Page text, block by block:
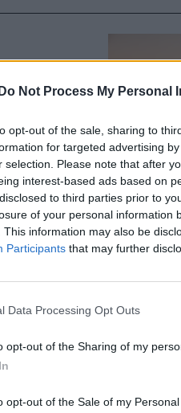
Do Not Process My Personal
opt-out of the sale, sharing to
for targeted advertising
selection. Please note that after
interest-based ads based on
to third parties prior to
of your personal information
This information may also be
Participants that may further
Data Processing Opt Outs
opt-out of the Sharing of my
opt-out of the Sale of my Personal
az
nettó
2040-
egyre
és